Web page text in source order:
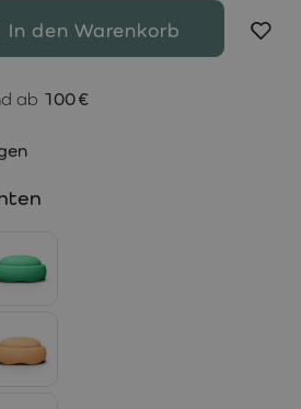
In den Warenkorb
ab 100 €